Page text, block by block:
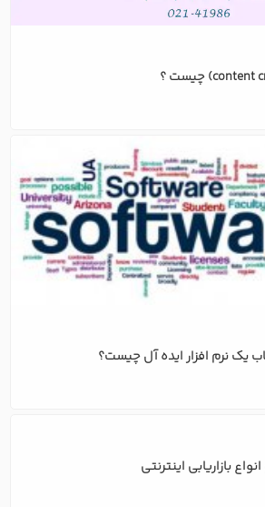
یک نرم افزار ایده آل چیست؟